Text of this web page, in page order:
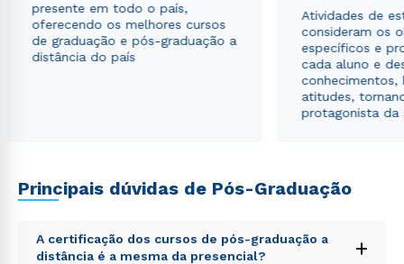
presente em todo o país,
oferecendo os melhores cursos
de graduação e pós-graduação a
distância do país
Atividades de
consideram os
específicos e
cada aluno e
conhecimentos,
atitudes,
protagonista da
Principais dúvidas de Pós-Graduação
A certificação dos cursos de pós-graduação a
distância é a mesma da presencial?
+